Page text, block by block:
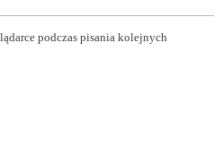
podczas pisania kolejnych